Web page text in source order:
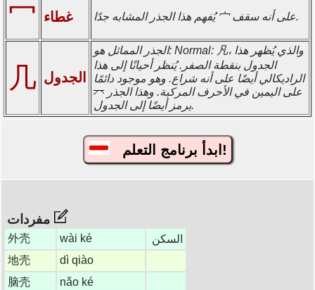
冖 غطاء يُفهم هذا الجذر المشابه جدًا 宀 على أنه سقف.
几 الجدول
الجذر المماثل هو: Normal: 凡، والذي يُظهر هذا
الجدول بنقطة الصفر. يُنظر أحيانًا إلى هذا
الراديكالي أيضًا على أنه شراع. وهو موجود دائمًا
على اليمين في الأحرف المركبة. وهذا الجذر
يرمز أيضًا إلى الجدول.
ابدأ برنامج التعلم!
外壳 wài ké
السكن
地壳
dì qiào
脑壳
nǎo ké